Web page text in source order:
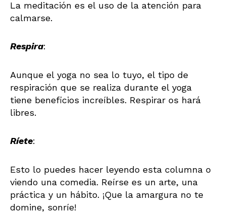
La meditación es el uso de la atención para
calmarse.
Respira:
Aunque el yoga no sea lo tuyo, el tipo de
respiración que se realiza durante el yoga
tiene beneficios increíbles. Respirar os hará
libres.
Ríete:
Esto lo puedes hacer leyendo esta columna o
viendo una comedia. Reírse es un arte, una
práctica y un hábito. ¡Que la amargura no te
domine, sonríe!